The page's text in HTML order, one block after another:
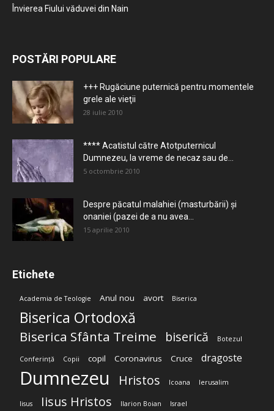
Învierea Fiului văduvei din Nain
POSTĂRI POPULARE
+++ Rugăciune puternică pentru momentele
grele ale vieţii
28 iulie 2010
**** Acatistul către Atotputernicul
Dumnezeu, la vreme de necaz sau de...
5 octombrie 2010
Despre păcatul malahiei (masturbării) şi
onaniei (pazei de a nu avea...
15 aprilie 2010
Etichete
Academia de Teologie Anul nou avort Biserica
Biserica Ortodoxă
Biserica Sfânta Treime biserică Botezul
Conferință Copii copil Coronavirus Cruce dragoste
Dumnezeu Hristos Icoana Ierusalim
Iisus Iisus Hristos Ilarion Boian Israel